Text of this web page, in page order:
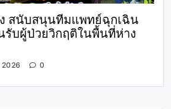
ง สนับสนุนทีมแพทย์ฉุกเฉิน
บผู้ป่วยวิกฤติในพื้นที่ห่าง
0